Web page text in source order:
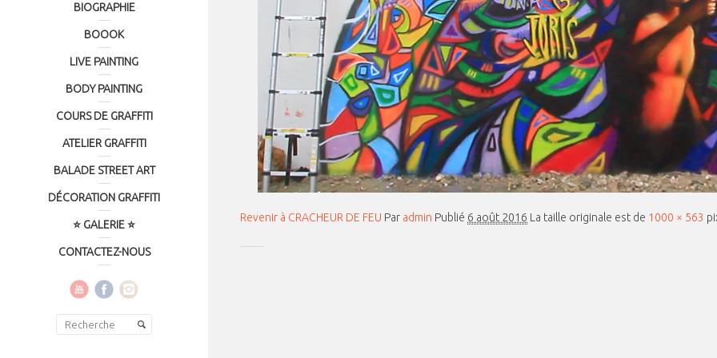
BIOGRAPHIE
BOOOK
LIVE PAINTING
BODY PAINTING
COURS DE GRAFFITI
ATELIER GRAFFITI
BALADE STREET ART
DÉCORATION GRAFFITI
⭐ GALERIE ⭐
CONTACTEZ-NOUS
Revenir à CRACHEUR DE FEU Par admin Publié 6 août 2016 La taille originale est de 1000 × 563